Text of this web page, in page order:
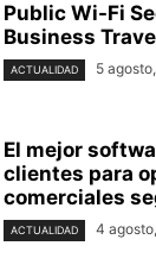
Public Wi-Fi
Business
ACTUALIDAD 5
El mejor
clientes para
comerciales
ACTUALIDAD 4